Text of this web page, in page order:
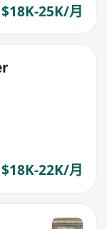
$18K-25K/月
$18K-22K/月